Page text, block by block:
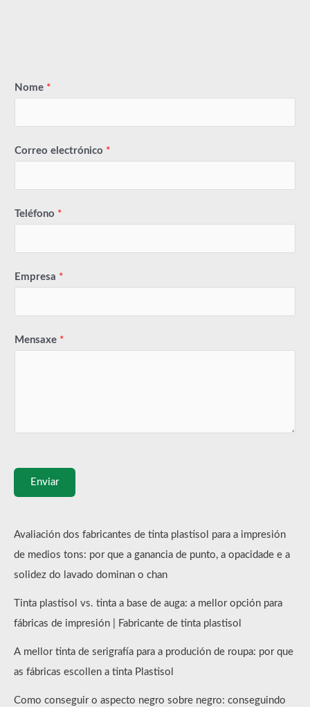
Nome *
Correo electrónico *
Teléfono *
Empresa *
Mensaxe *
Enviar
Avaliación dos fabricantes de tinta plastisol para a impresión
de medios tons: por que a ganancia de punto, a opacidade e a
solidez do lavado dominan o chan
Tinta plastisol vs. tinta a base de auga: a mellor opción para
fábricas de impresión | Fabricante de tinta plastisol
A mellor tinta de serigrafía para a produción de roupa: por que
as fábricas escollen a tinta Plastisol
Como conseguir o aspecto negro sobre negro: conseguindo